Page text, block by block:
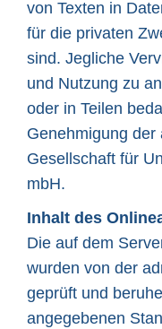
von Texten in
für die privaten
sind. Jegliche
und Nutzung zu
oder in Teilen
Genehmigung
Gesellschaft für
mbH.
Inhalt des
Die auf dem
wurden von der
geprüft und
angegebenen